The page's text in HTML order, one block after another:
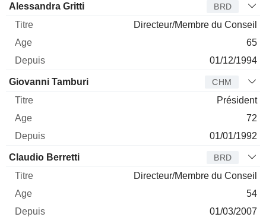
Administrateur Titre
Alessandra Gritti BRD
Directeur/Membre du Conseil
65
01/12/1994
Giovanni Tamburi CHM
Président
72
01/01/1992
Claudio Berretti BRD
Directeur/Membre du Conseil
54
01/03/2007